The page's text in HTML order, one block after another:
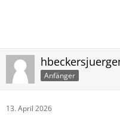
Anfänger
13. April 2026